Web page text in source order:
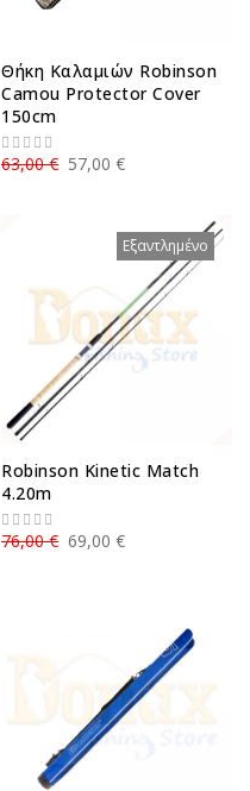
Θήκη Καλαμιών Robinson
Camou Protector Cover
150cm
57,00 €
63,00 €
Εξαντλημένο
Robinson Kinetic Match
4.20m
69,00 €
76,00 €